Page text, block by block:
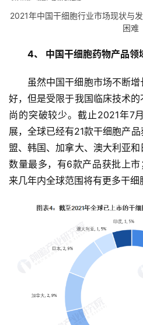
资
讯
医
学
临
床
转
登录
2021年中国干细胞行业市场现状与
困难
4、 中国干细胞药物产品领
虽然中国干细胞市场不断
好，但是受限于我国临床技术
尚的突破较少。截止2021年7
展，全球已经有21款干细胞产
盟、韩国、加拿大、澳大利亚
数量最多，有6款产品获批上
来几年内全球范围将有更多干细